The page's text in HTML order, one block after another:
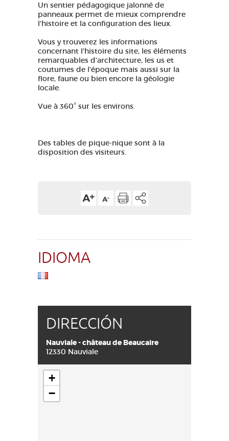
Un sentier pédagogique jalonné de
panneaux permet de mieux comprendre
l'histoire et la configuration des lieux. ​
Vous y trouverez les informations
concernant l'histoire du site, les éléments
remarquables d'architecture, les us et
coutumes de l'époque mais aussi sur la
flore, faune ou bien encore la géologie
locale.​
Vue à 360° sur les environs.
Des tables de pique-nique sont à la
disposition des visiteurs.
IDIOMA
DIRECCIÓN
Nauviale - château de Beaucaire
12330 Nauviale
+
−